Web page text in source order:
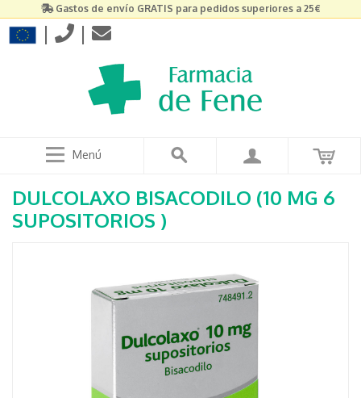
Gastos de envío GRATIS para pedidos superiores a 25€
| |
Menú
DULCOLAXO BISACODILO (10 MG 6
SUPOSITORIOS )